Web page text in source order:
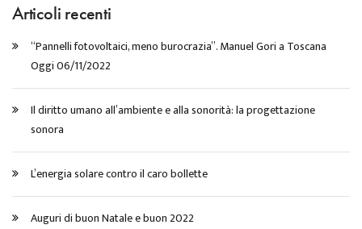
Articoli recenti
“Pannelli fotovoltaici, meno burocrazia”. Manuel Gori a Toscana
Oggi 06/11/2022
Il diritto umano all’ambiente e alla sonorità: la progettazione
sonora
L’energia solare contro il caro bollette
Auguri di buon Natale e buon 2022